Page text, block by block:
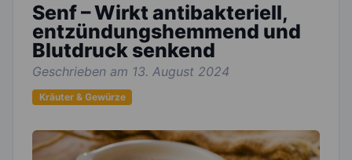
Senf – Wirkt antibakteriell,
entzündungshemmend und
Blutdruck senkend
Geschrieben am 13. August 2024
Kräuter & Gewürze